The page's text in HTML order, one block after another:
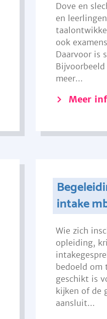
Dove en
en
ook
Daarvoor is
meer...
Meer
intake
Wie zich
opleiding,
bedoeld om
geschikt is
kijken of de
aansluit...